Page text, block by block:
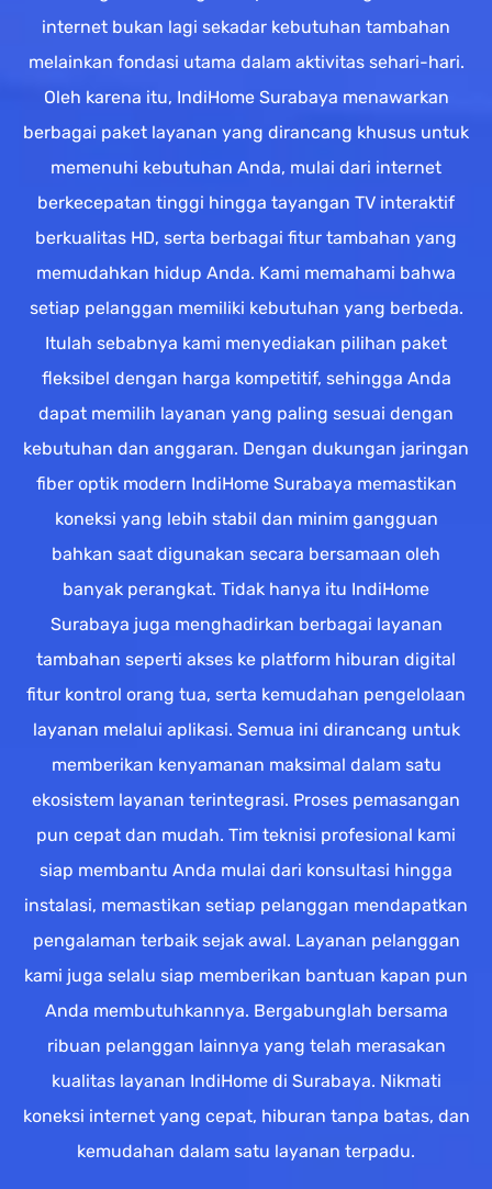
internet bukan lagi sekadar kebutuhan tambahan
melainkan fondasi utama dalam aktivitas sehari-hari.
Oleh karena itu, IndiHome Surabaya menawarkan
berbagai paket layanan yang dirancang khusus untuk
memenuhi kebutuhan Anda, mulai dari internet
berkecepatan tinggi hingga tayangan TV interaktif
berkualitas HD, serta berbagai fitur tambahan yang
memudahkan hidup Anda. Kami memahami bahwa
setiap pelanggan memiliki kebutuhan yang berbeda.
Itulah sebabnya kami menyediakan pilihan paket
fleksibel dengan harga kompetitif, sehingga Anda
dapat memilih layanan yang paling sesuai dengan
kebutuhan dan anggaran. Dengan dukungan jaringan
fiber optik modern IndiHome Surabaya memastikan
koneksi yang lebih stabil dan minim gangguan
bahkan saat digunakan secara bersamaan oleh
banyak perangkat. Tidak hanya itu IndiHome
Surabaya juga menghadirkan berbagai layanan
tambahan seperti akses ke platform hiburan digital
fitur kontrol orang tua, serta kemudahan pengelolaan
layanan melalui aplikasi. Semua ini dirancang untuk
memberikan kenyamanan maksimal dalam satu
ekosistem layanan terintegrasi. Proses pemasangan
pun cepat dan mudah. Tim teknisi profesional kami
siap membantu Anda mulai dari konsultasi hingga
instalasi, memastikan setiap pelanggan mendapatkan
pengalaman terbaik sejak awal. Layanan pelanggan
kami juga selalu siap memberikan bantuan kapan pun
Anda membutuhkannya. Bergabunglah bersama
ribuan pelanggan lainnya yang telah merasakan
kualitas layanan IndiHome di Surabaya. Nikmati
koneksi internet yang cepat, hiburan tanpa batas, dan
kemudahan dalam satu layanan terpadu.